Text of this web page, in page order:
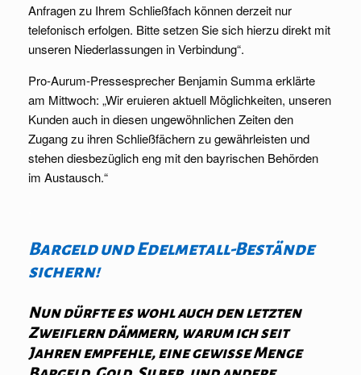
Anfragen zu Ihrem Schließfach können derzeit nur
telefonisch erfolgen. Bitte setzen Sie sich hierzu direkt mit
unseren Niederlassungen in Verbindung“.
Pro-Aurum-Pressesprecher Benjamin Summa erklärte
am Mittwoch: „Wir eruieren aktuell Möglichkeiten, unseren
Kunden auch in diesen ungewöhnlichen Zeiten den
Zugang zu ihren Schließfächern zu gewährleisten und
stehen diesbezüglich eng mit den bayrischen Behörden
im Austausch.“
Bargeld und Edelmetall-Bestände
sichern!
Nun dürfte es wohl auch den letzten
Zweiflern dämmern, warum ich seit
Jahren empfehle, eine gewisse Menge